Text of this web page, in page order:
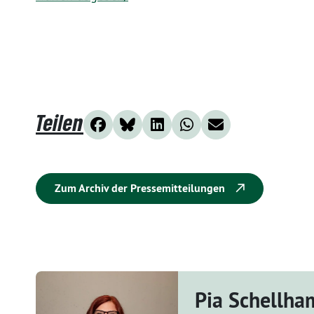
Teilen
Zum Archiv der Pressemitteilungen
Pia